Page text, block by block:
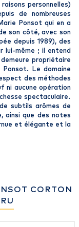
personnelles)
de nombreuses
Ponsot qui en a
son côté, avec son
depuis 1989), des
lui-même ; il entend
propriétaire
Le domaine
des méthodes
ni aucune opération
spectaculaire.
subtils arômes de
ainsi que des notes
et élégante et la
CORTON